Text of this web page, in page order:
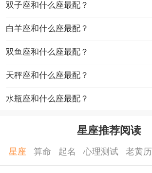
双子座和什么座最配？
白羊座和什么座最配？
双鱼座和什么座最配？
天秤座和什么座最配？
水瓶座和什么座最配？
星座推荐阅读
星座 算命 起名 心理测试 老黄历